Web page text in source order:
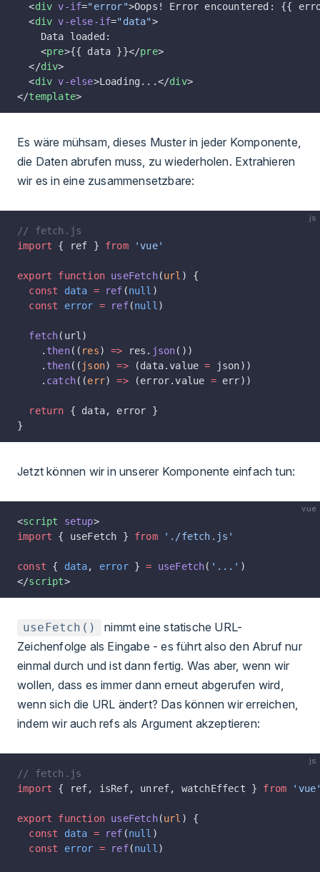
  <
div v-if="error">Oops! Error encountered: {{
  <
div v-else-if="data">
    Data loaded:
    <
pre>{{ data }}</pre>
  </
div>
  <
div v-else>Loading...</div>
</template>
Es wäre mühsam, dieses Muster in jeder Komponente,
die Daten abrufen muss, zu wiederholen. Extrahieren
wir es in eine zusammensetzbare:
js
// fetch.js
import { ref } from 'vue'
export function useFetch(url ) {
  const
data = ref (null )
  const
error = ref(null)
  fetch
(url)
    .
then(( res) => res. json())
    .
then(( json) => (data.value = json))
    .
catch((err) => (error.value = err))
  return
{ data, error }
}
Jetzt können wir in unserer Komponente einfach tun:
vue
<script setup>
import { useFetch } from './fetch.js'
const { data, error } = useFetch( '...' )
</script>
useFetch()
nimmt eine statische URL-
Zeichenfolge als Eingabe - es führt also den Abruf nur
einmal durch und ist dann fertig. Was aber, wenn wir
wollen, dass es immer dann erneut abgerufen wird,
wenn sich die URL ändert? Das können wir erreichen,
indem wir auch refs als Argument akzeptieren:
js
// fetch.js
import { ref, isRef, unref, watchEffect } from
export function useFetch(url ) {
  const
data = ref (null )
  const
error = ref(null)